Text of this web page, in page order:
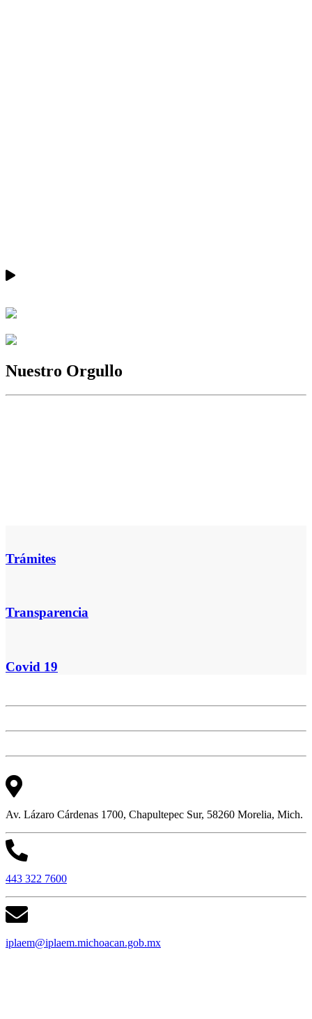
Nuestro Orgullo
Trámites
Transparencia
Covid 19
Av. Lázaro Cárdenas 1700, Chapultepec Sur, 58260 Morelia, Mich.
443 322 7600
iplaem@iplaem.michoacan.gob.mx